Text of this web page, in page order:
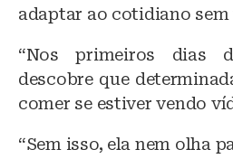
adaptar ao cotidiano sem
“Nos primeiros dias
descobre que
comer se estiver vendo
“Sem isso, ela nem olha